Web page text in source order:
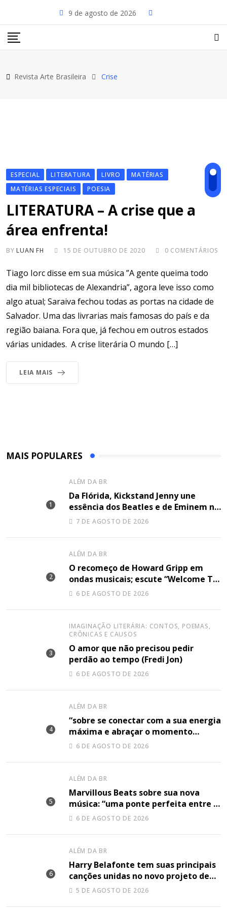
content
9 de agosto de 2026
Revista Arte Brasileira Crise
ESPECIAL LITERATURA LIVRO
MATÉRIAS
MATÉRIAS ESPECIAIS
POESIA
LITERATURA – A crise que a
área enfrenta!
BYLUAN FH 15 DE OUTUBRO DE 2020 0 COMENTÁRIOS
Tiago Iorc disse em sua música ”A gente queima todo
dia mil bibliotecas de Alexandria”, agora leve isso como
algo atual; Saraiva fechou todas as portas na cidade de
Salvador. Uma das livrarias mais famosas do país e da
região baiana. Fora que, já fechou em outros estados
várias unidades. A crise literária O mundo […]
LEIA MAIS
MAIS POPULARES
ALÉM DA BR
Da Flórida, Kickstand Jenny une
essência dos Beatles e de Eminem na
canção “Lose Together”
7 DE AGOSTO DE 2026
ALÉM DA BR
O recomeço de Howard Gripp em
ondas musicais; escute “Welcome To
Your Life”
6 DE AGOSTO DE 2026
IMAGINAÇÃO LITERÁRIA: CONTOS, POEMAS,
CRÔNICAS E CAUSOS
O amor que não precisou pedir
perdão ao tempo (Fredi Jon)
6 DE AGOSTO DE 2026
ALÉM DA BR
“sobre se conectar com a sua energia
máxima e abraçar o momento
plenamente”, disse Shery M sobre
6 DE AGOSTO DE 2026
ALÉM DA BR
Marvillous Beats sobre sua nova
música: “uma ponte perfeita entre o
hip-hop underground e a elegância
6 DE AGOSTO DE 2026
ALÉM DA BR
Harry Belafonte tem suas principais
canções unidas no novo projeto de
Sir5 DE AGOSTO DE 2026